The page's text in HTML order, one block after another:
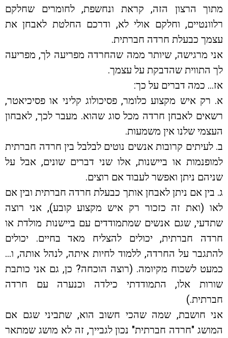
מתוך הרצון הזה, קראת ונחשפת, לחומרים שחלקם
רלוונטיים, וחלקם אולי לא, ודרכם החלטת לאבחן את
עצמך כבעלת חרדה חברתית.
אני מרגישה, שיותר ממה שהחרדה מפריעה לך, מפריעה
לך התווית שהדבקת על עצמך.
אז… כמה דברים על כך:
א. רק איש מקצוע כלומר, פסיכולוג קליני או פסיכיאטר,
רשאים לאבחן חרדה מכל סוג שהוא. מעבר לכך, לאבחון
העצמי שלנו אין משמעות.
ב. לעיתים קרובות אנשים נוטים לבלבל בין חרדה חברתית
למופנמות או ביישנות, אלו שני דברים שונים, אבל על
שניהם ניתן ואפשר לעבוד אם רוצים.
ג. בין אם ניתן לאבחן אותך כבעלת חרדה חברתית ובין אם
לאו (ואת זה כזכור רק איש מקצוע קובע), אני רוצה
שתדעי, שגם אנשים שמתמודדים עם ביישנות מולדת או
חרדה חברתית, יכולים להצליח מאד בחיים. יכולים
להתגבר על החרדה, ללמוד לחיות איתה, לנהל אותה, ו…
כמעט לשכוח מקיומה. (רוצה הוכחה? כן, גם אני כותבת
שורות אלו, התמודדתי כילדה וכנערה עם חרדה
חברתית.)
אני חושבת, שמה שהכי חשוב הוא, שתביני שגם אם
המושג "חרדה חברתית" נכון לגבייך, זה לא מושג שמתאר